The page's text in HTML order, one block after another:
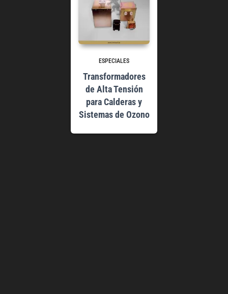
ESPECIALES
Transformadores
de Alta Tensión
para Calderas y
Sistemas de Ozono